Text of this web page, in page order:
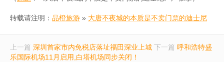
转载请注明： 品橙旅游 » 大唐不夜城的本质是不卖门票的迪士尼
上一篇 深圳首家市内免税店落址福田深业上城 下一篇 呼和浩特盛
乐国际机场11月启用,白塔机场同步关闭！